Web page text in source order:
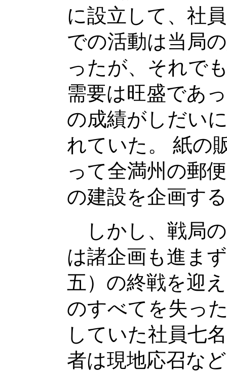
に設立して、社
での活動は当局
ったが、それで
需要は旺盛であ
の成績がしだい
れていた。 紙の
って全満州の郵
の建設を企画す
しかし、戦局
は諸企画も進ま
五）の終戦を迎
のすべてを失っ
していた社員七
者は現地応召な